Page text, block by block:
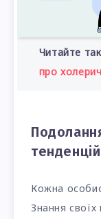
Читайте
про
тенденцій
Кожна
Знання